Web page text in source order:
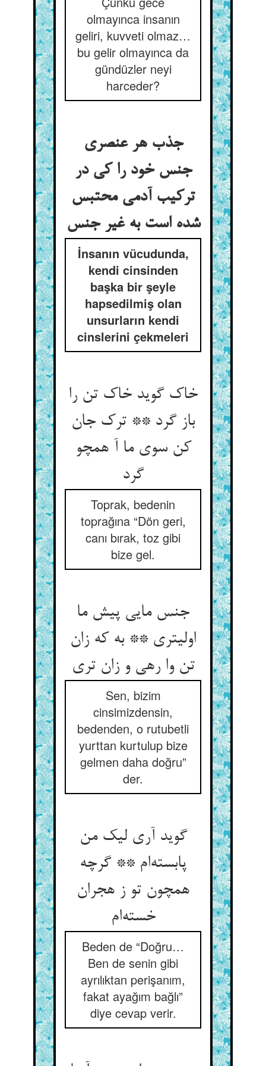
olmayınca insanın
geliri, kuvveti olmaz…
bu gelir olmayınca da
gündüzler neyi
harceder?
جذب هر عنصری
جنس خود را کی در
ترکیب آدمی محتبس
شده است به غیر جنس
İnsanın vücudunda,
kendi cinsinden
başka bir şeyle
hapsedilmiş olan
unsurların kendi
cinslerini çekmeleri
خاک گوید خاک تن را
باز گرد ** ترک جان
کن سوی ما آ همچو
گرد
Toprak, bedenin
toprağına “Dön geri,
canı bırak, toz gibi
bize gel.
جنس مایی پیش ما
اولیتری ** به که زان
تن وا رهی و زان تری
Sen, bizim
cinsimizdensin,
bedenden, o rutubetli
yurttan kurtulup bize
gelmen daha doğru”
der.
گوید آری لیک من
پابسته‌ام ** گرچه
همچون تو ز هجران
خسته‌ام
Beden de “Doğru…
Ben de senin gibi
ayrılıktan perişanım,
fakat ayağım bağlı”
diye cevap verir.